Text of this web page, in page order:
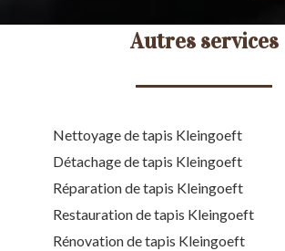
Autres services
Nettoyage de tapis Kleingoeft
Détachage de tapis Kleingoeft
Réparation de tapis Kleingoeft
Restauration de tapis Kleingoeft
Rénovation de tapis Kleingoeft